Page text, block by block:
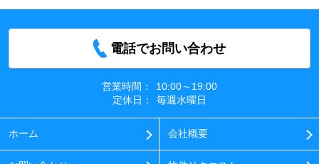
電話でお問い合わせ
営業時間：
10:00～19:00
定休日：
毎週水曜日
ホーム 会社概要